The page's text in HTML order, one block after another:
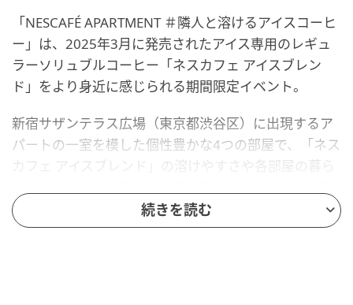
「NESCAFÉ APARTMENT ＃隣人と溶けるアイスコーヒ
ー」は、2025年3月に発売されたアイス専用のレギュ
ラーソリュブルコーヒー「ネスカフェ アイスブレン
ド」をより身近に感じられる期間限定イベント。
新宿サザンテラス広場（東京都渋谷区）に出現するア
パートの一室を模した個性豊かな4つの部屋で、「ネス
カフェ アイスブレンド」の溶けやすさや各部屋の暮ら
飲スペースでは”溶ける！”という驚きを体感しながらの
試飲も可能です。
続きを読む